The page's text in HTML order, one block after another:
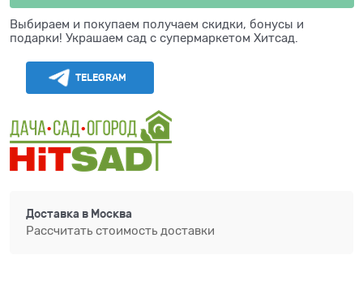
Выбираем и покупаем получаем скидки, бонусы и
подарки! Украшаем сад с супермаркетом Хитсад.
TELEGRAM
Доставка в Москва
Рассчитать стоимость доставки